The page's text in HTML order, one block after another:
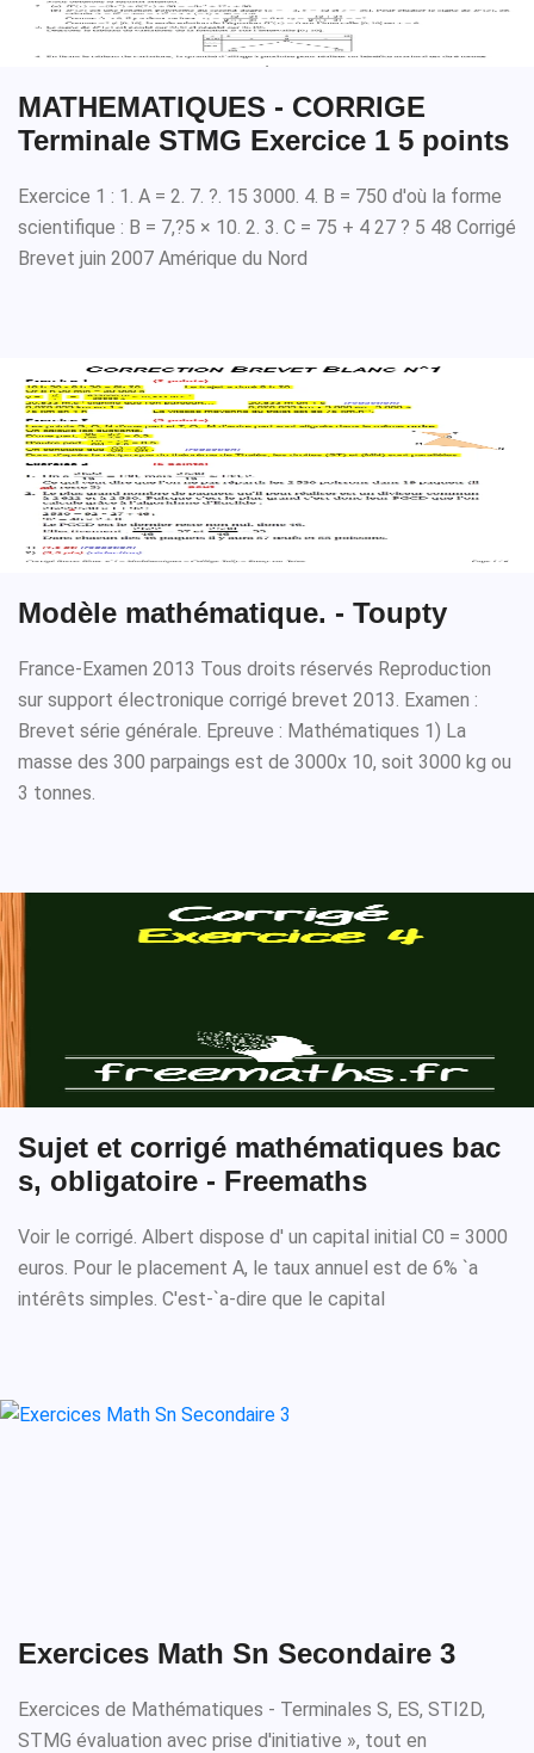
MATHEMATIQUES - CORRIGE
Terminale STMG Exercice 1 5 points
Exercice 1 : 1. A = 2. 7. ?. 15 3000. 4. B = 750 d'où la forme
scientifique : B = 7,?5 × 10. 2. 3. C = 75 + 4 27 ? 5 48 Corrigé
Brevet juin 2007 Amérique du Nord
Modèle mathématique. - Toupty
France-Examen 2013 Tous droits réservés Reproduction
sur support électronique corrigé brevet 2013. Examen :
Brevet série générale. Epreuve : Mathématiques 1) La
masse des 300 parpaings est de 3000x 10, soit 3000 kg ou
3 tonnes.
Sujet et corrigé mathématiques bac
s, obligatoire - Freemaths
Voir le corrigé. Albert dispose d' un capital initial C0 = 3000
euros. Pour le placement A, le taux annuel est de 6% `a
intérêts simples. C'est-`a-dire que le capital
Exercices Math Sn Secondaire 3
Exercices de Mathématiques - Terminales S, ES, STI2D,
STMG évaluation avec prise d'initiative », tout en